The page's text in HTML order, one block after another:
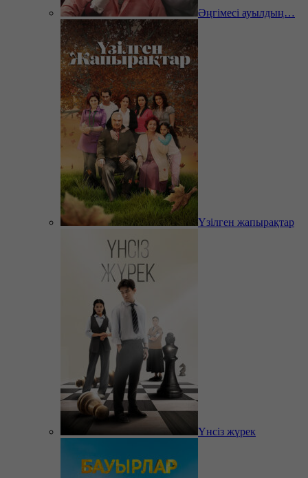
Әңгімесі ауылдың…
Үзілген жапырақтар
Үнсіз жүрек